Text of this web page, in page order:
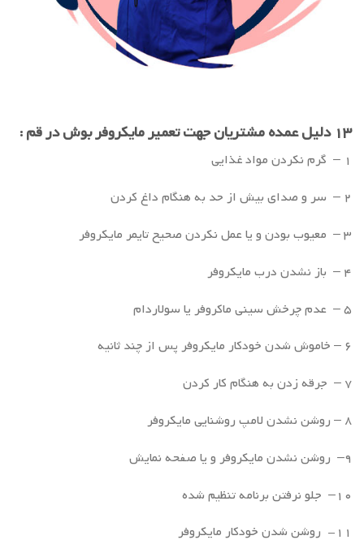
۱۳ دلیل عمده مشتریان جهت تعمیر مایکروفر بوش در قم :
۱ – گرم نکردن مواد غذایی
۲ – سر و صدای بیش از حد به هنگام داغ کردن
۳ – معیوب بودن و یا عمل نکردن صحیح تایمر مایکروفر
۴ – باز نشدن درب مایکروفر
۵ – عدم چرخش سینی ماکروفر یا سولاردام
۶ – خاموش شدن خودکار مایکروفر پس از چند ثانیه
۷ – جرقه زدن به هنگام کار کردن
۸ – روشن نشدن لامپ روشنایی مایکروفر
۹– روشن نشدن مایکروفر و یا صفحه نمایش
۱۰– جلو نرفتن برنامه تنظیم شده
۱۱- روشن شدن خودکار مایکروفر